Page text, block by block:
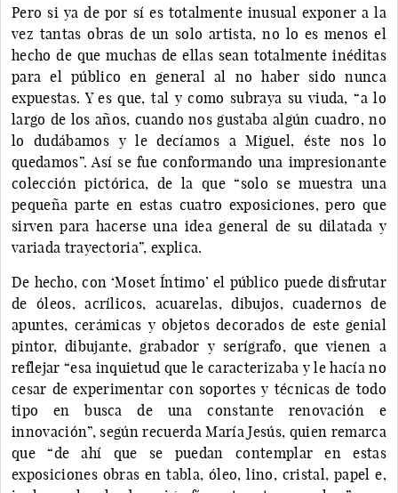
Pero si ya de por sí es totalmente inusual exponer a la
vez tantas obras de un solo artista, no lo es menos el
hecho de que muchas de ellas sean totalmente inéditas
para el público en general al no haber sido nunca
expuestas. Y es que, tal y como subraya su viuda, “a lo
largo de los años, cuando nos gustaba algún cuadro, no
lo dudábamos y le decíamos a Miguel, éste nos lo
quedamos”. Así se fue conformando una impresionante
colección pictórica, de la que “solo se muestra una
pequeña parte en estas cuatro exposiciones, pero que
sirven para hacerse una idea general de su dilatada y
variada trayectoria”, explica.
De hecho, con ‘Moset Íntimo’ el público puede disfrutar
de óleos, acrílicos, acuarelas, dibujos, cuadernos de
apuntes, cerámicas y objetos decorados de este genial
pintor, dibujante, grabador y serígrafo, que vienen a
reflejar “esa inquietud que le caracterizaba y le hacía no
cesar de experimentar con soportes y técnicas de todo
tipo en busca de una constante renovación e
innovación”, según recuerda María Jesús, quien remarca
que “de ahí que se puedan contemplar en estas
exposiciones obras en tabla, óleo, lino, cristal, papel e,